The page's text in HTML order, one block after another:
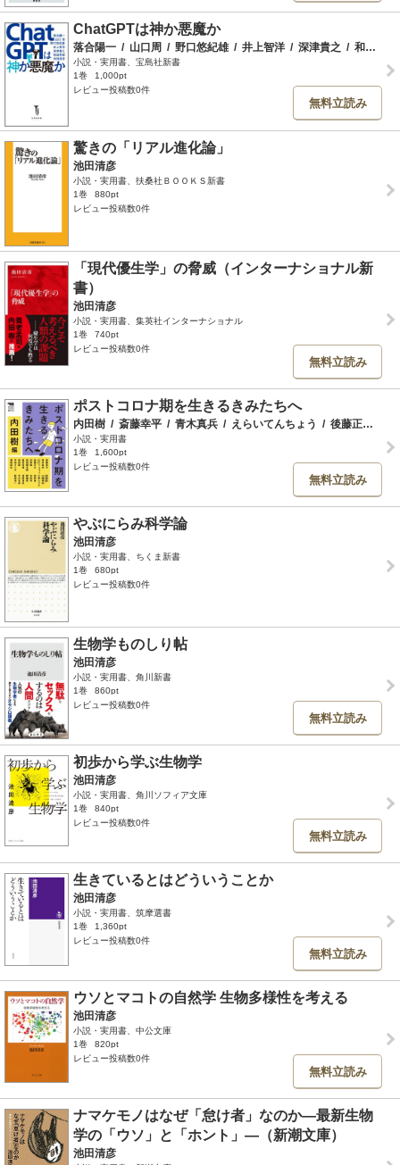
ChatGPTは神か悪魔か
落合陽一 / 山口周 / 野口悠紀雄 / 井上智洋 / 深津貴之 / 和田秀樹
小説・実用書、宝島社新書
1巻
1,000pt
レビュー投稿数0件
無料立読み
驚きの「リアル進化論」
池田清彦
小説・実用書、扶桑社ＢＯＯＫＳ新書
1巻
880pt
レビュー投稿数0件
「現代優生学」の脅威（インターナショナル新
書）
池田清彦
小説・実用書、集英社インターナショナル
1巻
740pt
レビュー投稿数0件
無料立読み
ポストコロナ期を生きるきみたちへ
内田樹 / 斎藤幸平 / 青木真兵 / えらいてんちょう / 後藤正文
小説・実用書
1巻
1,600pt
レビュー投稿数0件
無料立読み
やぶにらみ科学論
池田清彦
小説・実用書、ちくま新書
1巻
680pt
レビュー投稿数0件
生物学ものしり帖
池田清彦
小説・実用書、角川新書
1巻
860pt
レビュー投稿数0件
無料立読み
初歩から学ぶ生物学
池田清彦
小説・実用書、角川ソフィア文庫
1巻
840pt
レビュー投稿数0件
無料立読み
生きているとはどういうことか
池田清彦
小説・実用書、筑摩選書
1巻
1,360pt
レビュー投稿数0件
無料立読み
ウソとマコトの自然学 生物多様性を考える
池田清彦
小説・実用書、中公文庫
1巻
820pt
レビュー投稿数0件
無料立読み
ナマケモノはなぜ「怠け者」なのか―最新生物
学の「ウソ」と「ホント」―（新潮文庫）
池田清彦